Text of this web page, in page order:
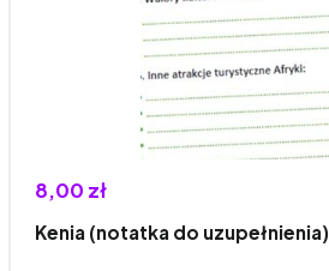
8,00 zł
Kenia (notatka do uzupełnienia)